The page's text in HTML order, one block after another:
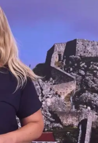
Pokretanje videa...